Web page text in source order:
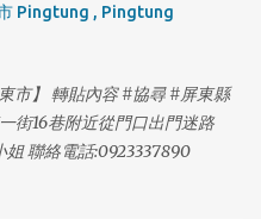
Pingtung , Pingtung
市】 轉貼內容 #協尋 #屏東縣
街16巷附近從門口出門迷路
聯絡電話:0923337890